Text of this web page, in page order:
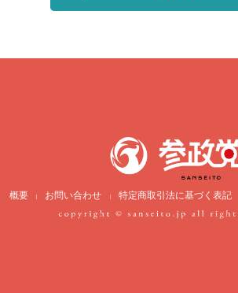
概要 | お問い合わせ | 特定商取引法に基づく表記